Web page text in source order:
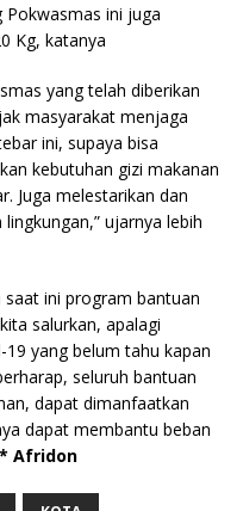
Pokwasmas ini juga
Kg, katanya
yang telah diberikan
masyarakat menjaga
ini, supaya bisa
kebutuhan gizi makanan
Juga melestarikan dan
ujarnya lebih
ini program bantuan
salurkan, apalagi
yang belum tahu kapan
seluruh bantuan
dapat dimanfaatkan
dapat membantu beban
Afridon